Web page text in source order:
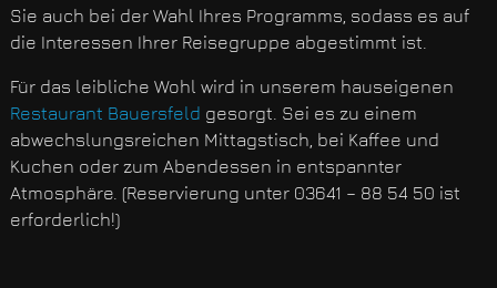
Sie auch bei der Wahl Ihres Programms, sodass es auf
die Interessen Ihrer Reisegruppe abgestimmt ist.
Für das leibliche Wohl wird in unserem hauseigenen
Restaurant Bauersfeld gesorgt. Sei es zu einem
abwechslungsreichen Mittagstisch, bei Kaffee und
Kuchen oder zum Abendessen in entspannter
Atmosphäre. (Reservierung unter 03641 – 88 54 50 ist
erforderlich!)